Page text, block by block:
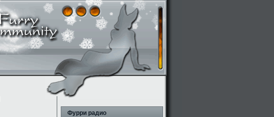
Фурри радио